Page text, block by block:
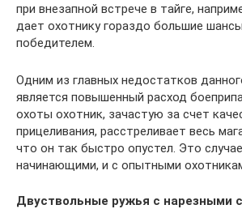
при внезапной встрече в тайге,
дает охотнику гораздо большие
победителем.
Одним из главных недостатков
является повышенный расход
охоты охотник, зачастую за счет
прицеливания, расстреливает весь
что он так быстро опустел. Это
начинающими, и с опытными
Двуствольные ружья с нарезными